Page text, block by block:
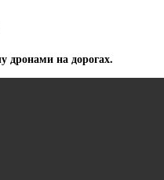
дронами на дорогах.